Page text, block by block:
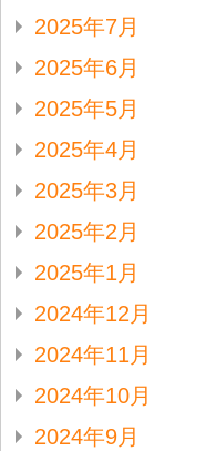
2025年7月
2025年6月
2025年5月
2025年4月
2025年3月
2025年2月
2025年1月
2024年12月
2024年11月
2024年10月
2024年9月